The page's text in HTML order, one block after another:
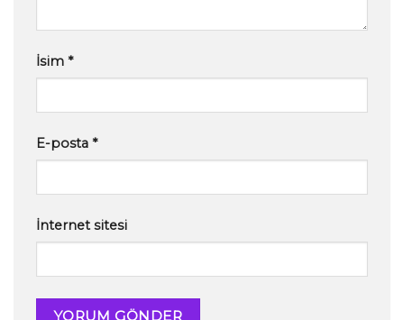
İsim *
E-posta *
İnternet sitesi